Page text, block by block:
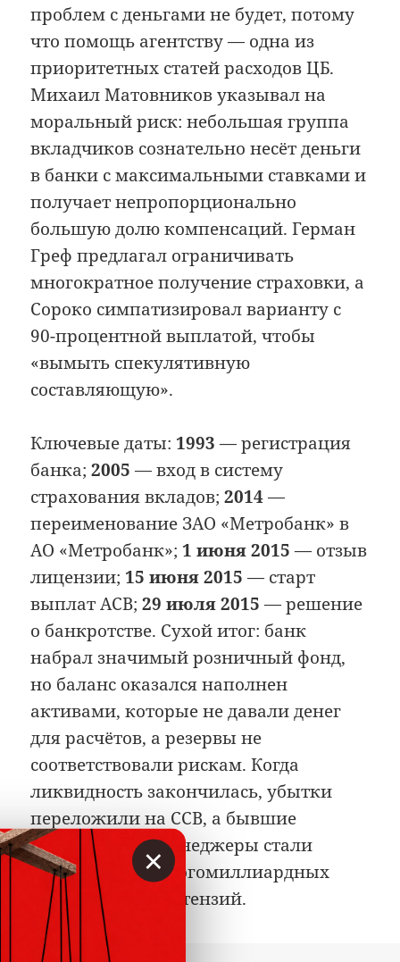
проблем с деньгами не будет, потому
что помощь агентству — одна из
приоритетных статей расходов ЦБ.
Михаил Матовников указывал на
моральный риск: небольшая группа
вкладчиков сознательно несёт деньги
в банки с максимальными ставками и
получает непропорционально
большую долю компенсаций. Герман
Греф предлагал ограничивать
многократное получение страховки, а
Сороко симпатизировал варианту с
90-процентной выплатой, чтобы
«вымыть спекулятивную
составляющую».
Ключевые даты: 1993 — регистрация
банка;2005 — вход в систему
страхования вкладов;2014—
переименование ЗАО «Метробанк» в
АО «Метробанк»; 1 июня 2015 — отзыв
лицензии; 15 июня 2015 — старт
выплат АСВ;29 июля 2015 — решение
о банкротстве. Сухой итог: банк
набрал значимый розничный фонд,
но баланс оказался наполнен
активами, которые не давали денег
для расчётов, а резервы не
соответствовали рискам. Когда
ликвидность закончилась, убытки
переложили на ССВ, а бывшие
контролёры и менеджеры стали
фигурантами многомиллиардных
гражданских претензий.
×